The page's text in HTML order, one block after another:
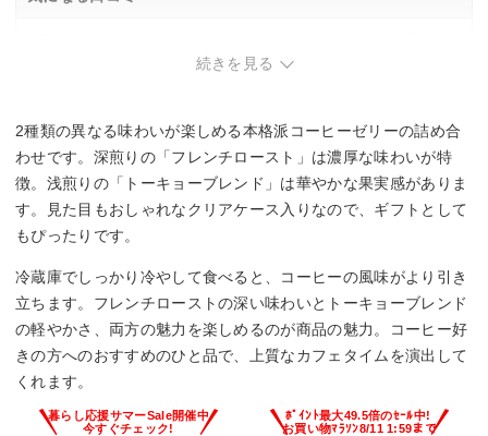
・かなりやわらかいため、皿に出して食べる必要がある。
続きを見る
2種類の異なる味わいが楽しめる本格派コーヒーゼリーの詰め合
わせです。深煎りの「フレンチロースト」は濃厚な味わいが特
徴。浅煎りの「トーキョーブレンド」は華やかな果実感がありま
す。見た目もおしゃれなクリアケース入りなので、ギフトとして
もぴったりです。
冷蔵庫でしっかり冷やして食べると、コーヒーの風味がより引き
立ちます。フレンチローストの深い味わいとトーキョーブレンド
の軽やかさ、両方の魅力を楽しめるのが商品の魅力。コーヒー好
きの方へのおすすめのひと品で、上質なカフェタイムを演出して
くれます。